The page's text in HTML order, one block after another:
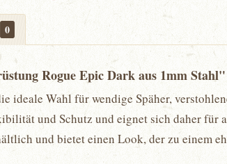
0
Rogue Epic Dark aus 1mm Stahl"
ideale Wahl für wendige Späher,
und Schutz und eignet sich daher
und bietet einen Look, der zu einem